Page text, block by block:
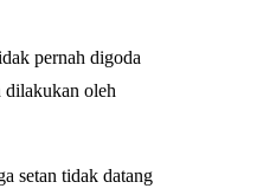
pernah digoda
dilakukan oleh
setan tidak datang